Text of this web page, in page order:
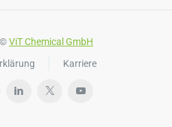
ViT Chemical GmbH
Karriere